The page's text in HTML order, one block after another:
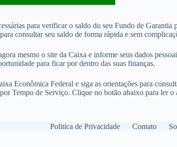
para verificar o saldo do seu Fundo de
consultar seu saldo de forma rápida e sem
mesmo o site da Caixa e informe seus dados
para ficar por dentro das suas finanças.
Econômica Federal e siga as orientações para
Tempo de Serviço. Clique no botão abaixo para ler o
Politica de Privacidade Contato